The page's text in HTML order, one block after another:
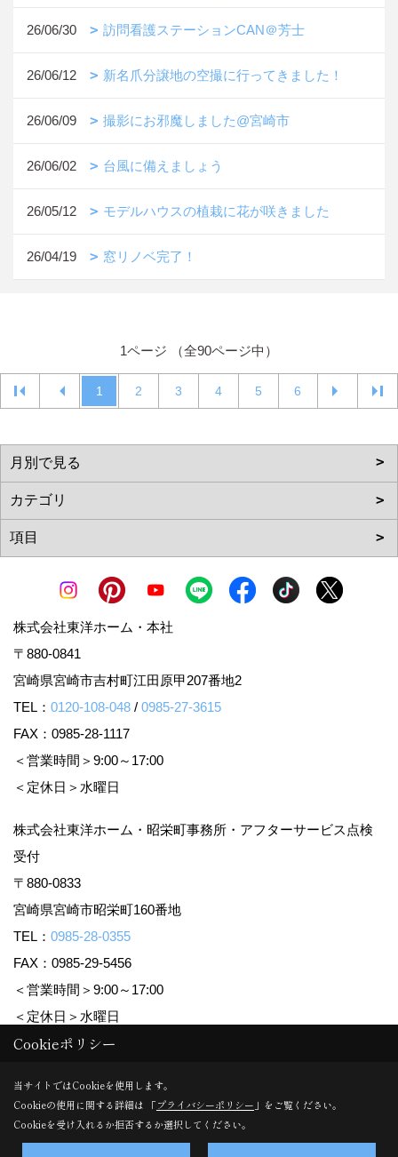
26/06/30 訪問看護ステーションCAN＠芳士
26/06/12 新名爪分譲地の空撮に行ってきました！
26/06/09 撮影にお邪魔しました@宮崎市
26/06/02 台風に備えましょう
26/05/12 モデルハウスの植栽に花が咲きました
26/04/19 窓リノベ完了！
1ページ （全90ページ中）
1 2 3 4 5 6
株式会社東洋ホーム・本社
〒880-0841
宮崎県宮崎市吉村町江田原甲207番地2
TEL： 0120-108-048 / 0985-27-3615
FAX：0985-28-1117
＜営業時間＞9:00～17:00
＜定休日＞水曜日
株式会社東洋ホーム・昭栄町事務所・アフターサービス点検
受付
〒880-0833
宮崎県宮崎市昭栄町160番地
TEL： 0985-28-0355
FAX：0985-29-5456
＜営業時間＞9:00～17:00
＜定休日＞水曜日
Copyright (c) TOYO HOME Co., Ltd. All Rights Reserved.
Produced byゴデスクリエイト
Cookieポリシー
当サイトではCookieを使用します。
Cookieの使用に関する詳細は 「プライバシーポリシー 」をご覧ください。
Cookieを受け入れるか拒否するか選択してください。